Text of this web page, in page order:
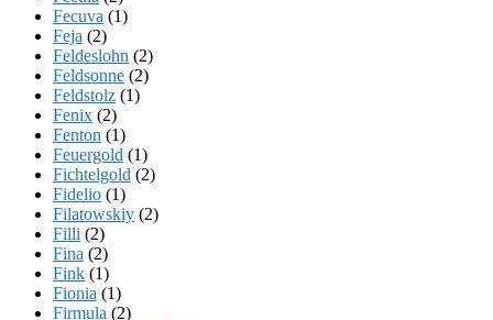
Fecuva (1)
Feja (2)
Feldeslohn (2)
Feldsonne (2)
Feldstolz (1)
Fenix (2)
Fenton (1)
Feuergold (1)
Fichtelgold (2)
Fidelio (1)
Filatowskiy (2)
Filli (2)
Fina (2)
Fink (1)
Fionia (1)
Firmula (2)